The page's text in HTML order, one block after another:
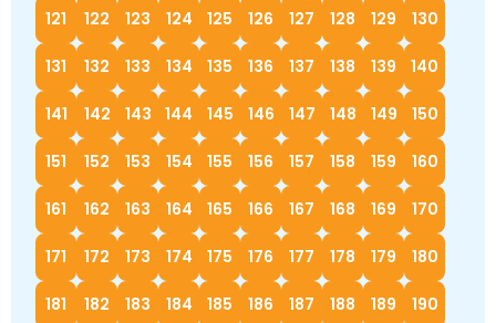
121 122 123 124 125 126 127 128 129 130
131 132 133 134 135 136 137 138 139 140
141 142 143 144 145 146 147 148 149 150
151 152 153 154 155 156 157 158 159 160
161 162 163 164 165 166 167 168 169 170
171 172 173 174 175 176 177 178 179 180
181 182 183 184 185 186 187 188 189 190